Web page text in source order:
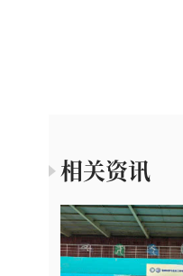
相关资讯